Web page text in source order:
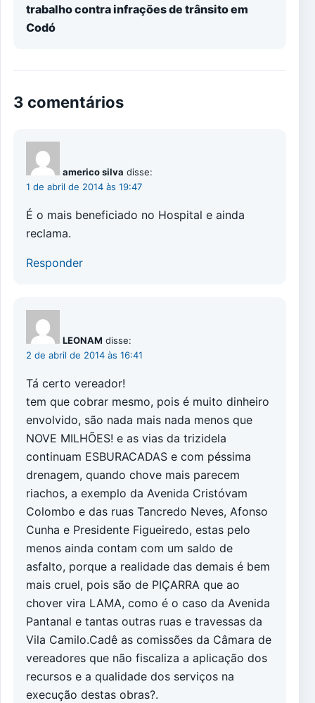
trabalho contra infrações de trânsito em
Codó
3 comentários
americo silva disse:
1 de abril de 2014 às 19:47
É o mais beneficiado no Hospital e ainda
reclama.
Responder
LEONAM disse:
2 de abril de 2014 às 16:41
Tá certo vereador!
tem que cobrar mesmo, pois é muito dinheiro
envolvido, são nada mais nada menos que
NOVE MILHÕES! e as vias da trizidela
continuam ESBURACADAS e com péssima
drenagem, quando chove mais parecem
riachos, a exemplo da Avenida Cristóvam
Colombo e das ruas Tancredo Neves, Afonso
Cunha e Presidente Figueiredo, estas pelo
menos ainda contam com um saldo de
asfalto, porque a realidade das demais é bem
mais cruel, pois são de PIÇARRA que ao
chover vira LAMA, como é o caso da Avenida
Pantanal e tantas outras ruas e travessas da
Vila Camilo.Cadê as comissões da Câmara de
vereadores que não fiscaliza a aplicação dos
recursos e a qualidade dos serviços na
execução destas obras?.